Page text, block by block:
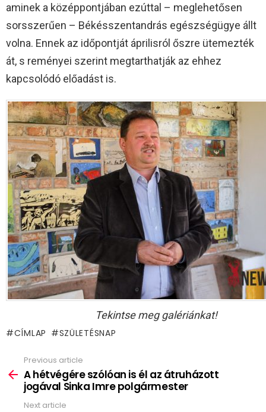
aminek a középpontjában ezúttal – meglehetősen
sorsszerűen – Békésszentandrás egészségügye állt
volna. Ennek az időpontját áprilisról őszre ütemezték
át, s reményei szerint megtarthatják az ehhez
kapcsolódó előadást is.
Tekintse meg galériánkat!
CÍMLAP SZÜLETÉSNAP
more
Previous article
A hétvégére szólóan is él az átruházott
jogával Sinka Imre polgármester
Next article